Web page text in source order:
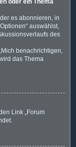
oder ein Thema
es abonnieren, in
auswählst,
des
benachrichtigen,
das Thema
Link „Forum